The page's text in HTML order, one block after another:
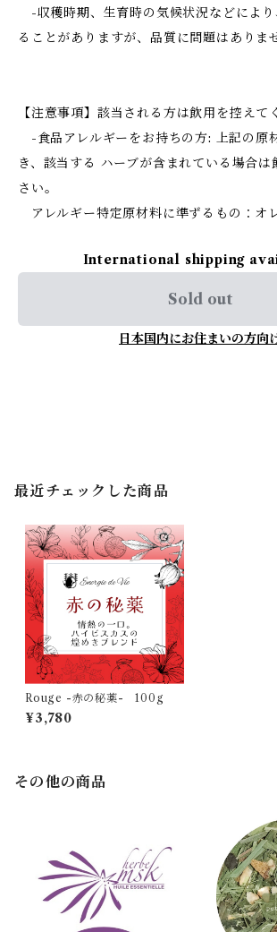
-収穫時期、生育時の気候状況などによ
ることがありますが、品質に問題はありま
【注意事項】該当される方は飲用を控えて
-食品アレルギーをお持ちの方: 上記の原
き、該当する ハーブが含まれている場合は
さい。
アレルギー特定原材料に準ずるもの：オ
International shipping
Sold out
日本国内にお住まいの方向
最近チェックした商品
Rouge -赤の秘薬- 100g
¥3,780
その他の商品